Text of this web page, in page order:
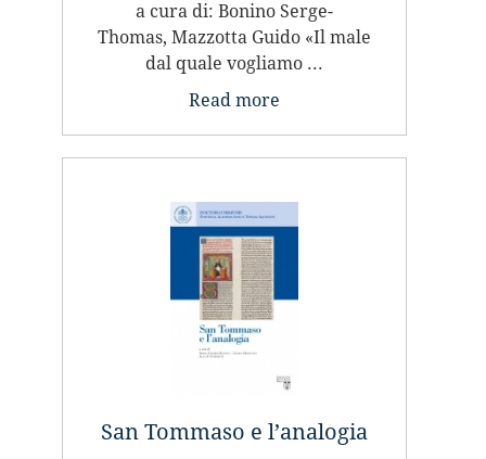
a cura di: Bonino Serge-
Thomas, Mazzotta Guido «Il male
dal quale vogliamo ...
Read more
San Tommaso e l’analogia